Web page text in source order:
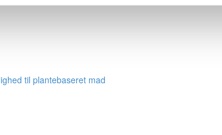
til plantebaseret mad